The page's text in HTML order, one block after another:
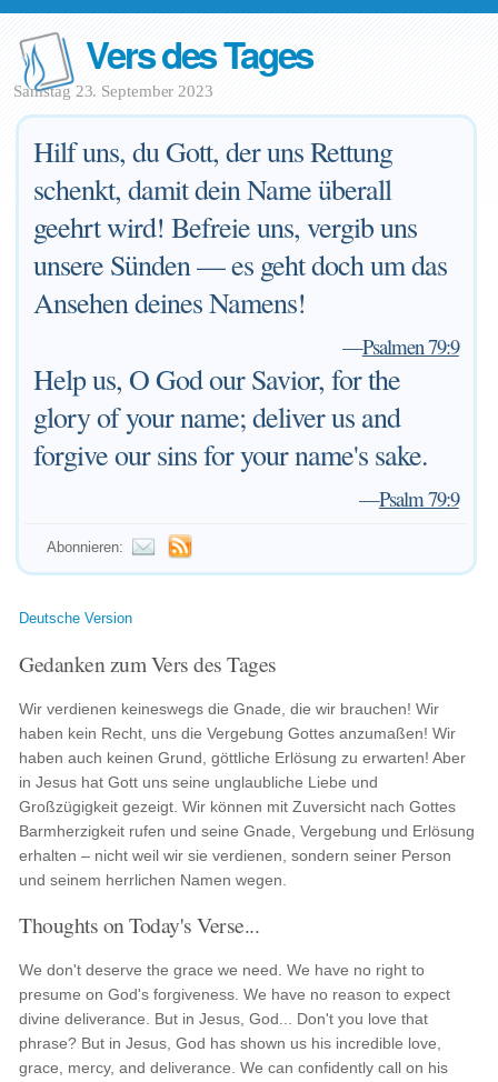
Vers des Tages
Samstag 23. September 2023
Hilf uns, du Gott, der uns Rettung
schenkt, damit dein Name überall
geehrt wird! Befreie uns, vergib uns
unsere Sünden — es geht doch um das
Ansehen deines Namens!
—Psalmen 79:9
Help us, O God our Savior, for the
glory of your name; deliver us and
forgive our sins for your name's sake.
—Psalm 79:9
Abonnieren:
Deutsche Version
Gedanken zum Vers des Tages
Wir verdienen keineswegs die Gnade, die wir brauchen! Wir
haben kein Recht, uns die Vergebung Gottes anzumaßen! Wir
haben auch keinen Grund, göttliche Erlösung zu erwarten! Aber
in Jesus hat Gott uns seine unglaubliche Liebe und
Großzügigkeit gezeigt. Wir können mit Zuversicht nach Gottes
Barmherzigkeit rufen und seine Gnade, Vergebung und Erlösung
erhalten – nicht weil wir sie verdienen, sondern seiner Person
und seinem herrlichen Namen wegen.
Thoughts on Today's Verse...
We don't deserve the grace we need. We have no right to
presume on God's forgiveness. We have no reason to expect
divine deliverance. But in Jesus, God... Don't you love that
phrase? But in Jesus, God has shown us his incredible love,
grace, mercy, and deliverance. We can confidently call on his